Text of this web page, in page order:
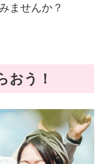
ませんか？
おう！